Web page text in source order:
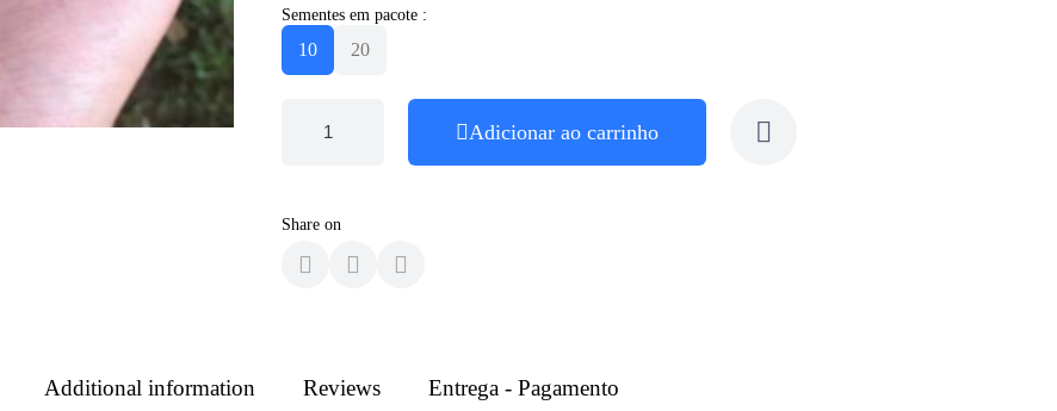
Sementes em pacote :
10 20
Adicionar ao carrinho
Share on
Additional information Reviews Entrega - Pagamento